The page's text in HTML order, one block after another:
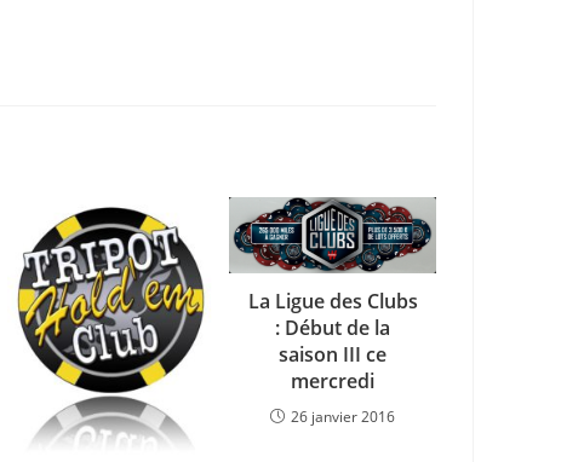
La Ligue des Clubs
: Début de la
saison III ce
mercredi
26 janvier 2016